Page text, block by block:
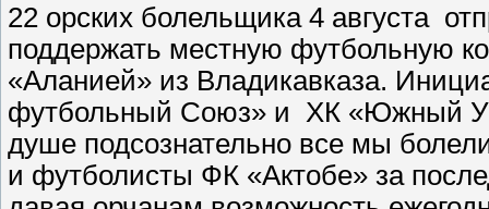
22 орских болельщика 4 августа
поддержать местную футбольную
«Аланией» из Владикавказа.
футбольный Союз» и ХК «Южный
душе подсознательно все мы
и футболисты ФК «Актобе» за